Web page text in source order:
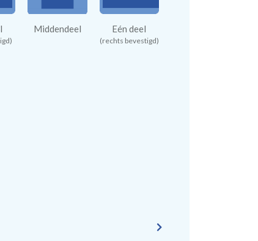
Middendeel Eén deel
(rechts bevestigd)